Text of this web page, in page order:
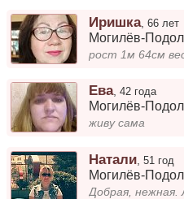
Иришка,66 лет
Могилёв-
рост 1м 64см
Ева,42 года
Могилёв-
живу сама
Натали ,51 год
Могилёв-
Добрая,